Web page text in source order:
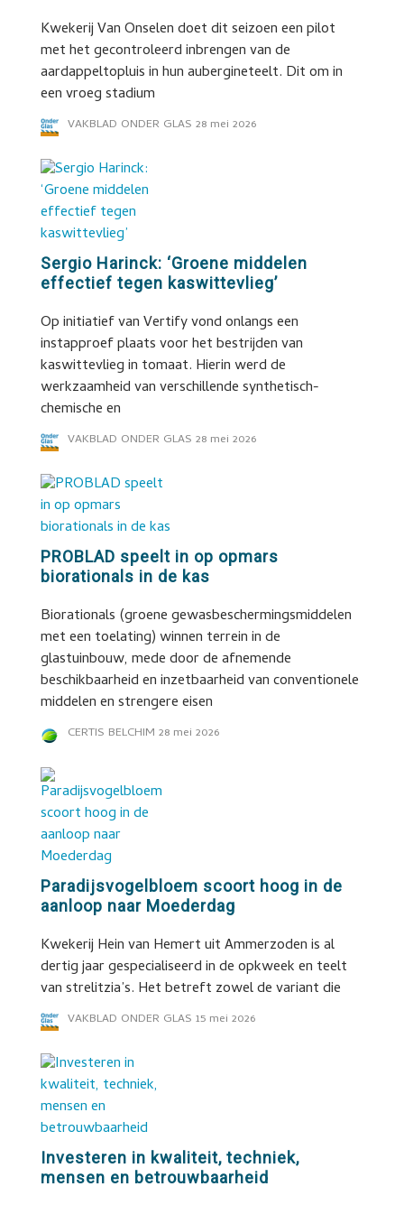
Kwekerij Van Onselen doet dit seizoen een pilot
met het gecontroleerd inbrengen van de
aardappeltopluis in hun aubergineteelt. Dit om in
een vroeg stadium
VAKBLAD ONDER GLAS 28 mei 2026
Sergio Harinck: ‘Groene middelen
effectief tegen kaswittevlieg’
Op initiatief van Vertify vond onlangs een
instapproef plaats voor het bestrijden van
kaswittevlieg in tomaat. Hierin werd de
werkzaamheid van verschillende synthetisch-
chemische en
VAKBLAD ONDER GLAS 28 mei 2026
PROBLAD speelt in op opmars
biorationals in de kas
Biorationals (groene gewasbeschermingsmiddelen
met een toelating) winnen terrein in de
glastuinbouw, mede door de afnemende
beschikbaarheid en inzetbaarheid van conventionele
middelen en strengere eisen
CERTIS BELCHIM 28 mei 2026
Paradijsvogelbloem scoort hoog in de
aanloop naar Moederdag
Kwekerij Hein van Hemert uit Ammerzoden is al
dertig jaar gespecialiseerd in de opkweek en teelt
van strelitzia’s. Het betreft zowel de variant die
VAKBLAD ONDER GLAS 15 mei 2026
Investeren in kwaliteit, techniek,
mensen en betrouwbaarheid